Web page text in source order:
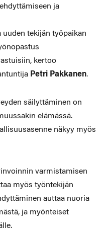
ja
tekijän työpaikan
kertoo
Petri Pakkanen.
säilyttäminen on
elämässä.
näkyy myös
varmistamisen
myös työntekijän
auttaa nuoria
ja myönteiset